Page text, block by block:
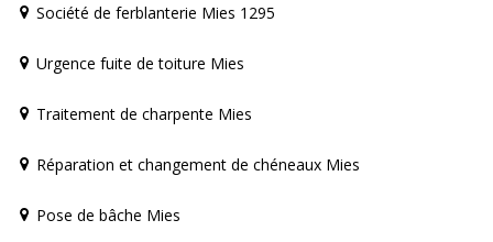
Société de ferblanterie Mies 1295
Urgence fuite de toiture Mies
Traitement de charpente Mies
Réparation et changement de chéneaux Mies
Pose de bâche Mies